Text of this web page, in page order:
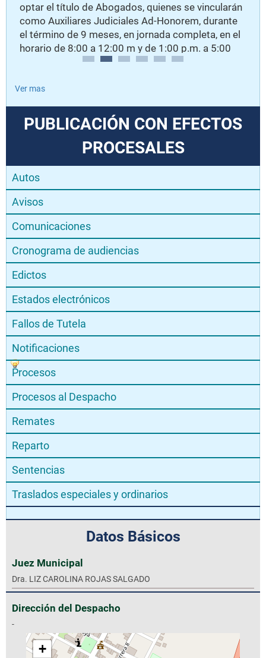
optar el título de Abogados, quienes se vincularán
como Auxiliares Judiciales Ad-Honorem, durante
el término de 9 meses, en jornada completa, en el
horario de 8:00 a 12:00 m y de 1:00 p.m. a 5:00
p.m., para realizar labores de sustanciación,
interesados enviar su hoja de vida con anexos
consultorio jurídico) al correo electrónico
jprmpalsaboya@cendoj.ramajudicial.gov.co, o
comunicarse al número 3202571796. LIZ
CAROLINA ROJAS SALGADO Jueza
Ver mas
PUBLICACIÓN CON EFECTOS
PROCESALES
Autos
Avisos
Comunicaciones
Cronograma de audiencias
Edictos
Estados electrónicos
Fallos de Tutela
Notificaciones
Procesos
Procesos al Despacho
Remates
Reparto
Sentencias
Traslados especiales y ordinarios
Datos Básicos
Juez Municipal
Dra. LIZ CAROLINA ROJAS SALGADO
Dirección del Despacho
-
+